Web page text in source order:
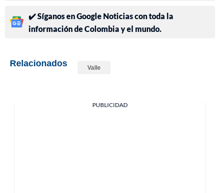
✔️ Síganos en Google Noticias con toda la
información de Colombia y el mundo.
Relacionados Valle
PUBLICIDAD